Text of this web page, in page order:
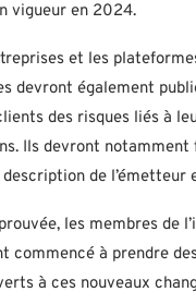
vigueur en 2024.
et les
devront également
des risques liés à
Ils devront
de l’émetteur
les membres de
à prendre
à ces nouveaux